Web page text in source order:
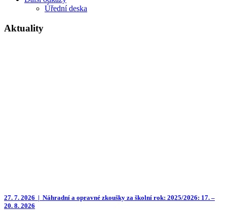
Úřední deska
Aktuality
27. 7. 2026 | Náhradní a opravné zkoušky za školní rok: 2025/2026: 17. –
20. 8. 2026